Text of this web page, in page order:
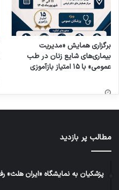
برگزاری همایش «مدیریت
بیماری‌های شایع زنان در طب
عمومی» با ۱۵ امتیاز بازآموزی
مطالب پر بازدید
پزشکیان به نمایشگاه «ایران هلث»